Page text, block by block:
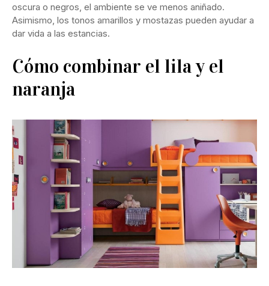
oscura o negros, el ambiente se ve menos aniñado.
Asimismo, los tonos amarillos y mostazas pueden ayudar a
dar vida a las estancias.
Cómo combinar el lila y el
naranja